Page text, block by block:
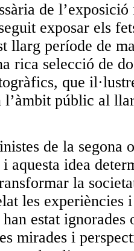
de
exposar els
llarg període de
rica selecció de
que
l’àmbit públic al
de la segona
aquesta idea
la
les experiències
estat ignorades
mirades i